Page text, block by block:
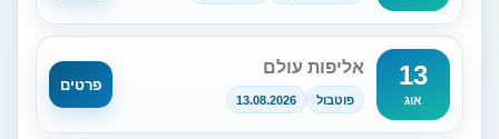
13
אוג
אליפות עולם
פוטבול 13.08.2026
פרטים